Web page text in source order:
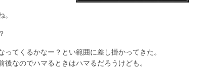
。
ってくるかなー？とい範囲に差し掛かってきた。
後なのでハマるときはハマるだろうけども。